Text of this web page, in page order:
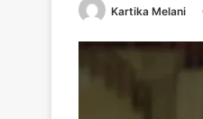
Kartika Melani